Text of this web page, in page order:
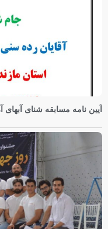
آیین نامه مسابقه شنای آبهای